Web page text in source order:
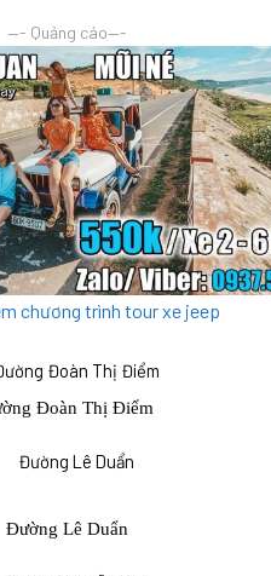
—- Quảng cáo—-
chương trình tour xe jeep
Đoàn Thị Điểm
Đường Lê Duẩn